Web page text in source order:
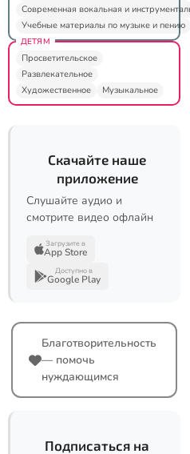
Современная вокальная и
Учебные материалы по музыке и пению
ДЕТЯМ
Просветительское
Развлекательное
Художественное
Музыкальное
Скачайте наше
приложение
Слушайте аудио и
смотрите видео офлайн
Загрузите в
App Store
Доступно в
Google Play
Благотворительность
— помочь
нуждающимся
Подписаться на